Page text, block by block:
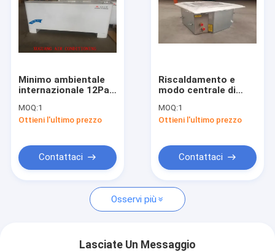
Circa noi
Giro della fabbrica
ventilconvettore di fcu
Ventilconvettore celato soffitto
Minimo ambientale
internazionale 12Pa
ventilconvettore di
condizione del
MOQ:1
Ottieni l'ultimo prezzo
Contattaci
Riscaldamento e
modo centrale di
FCU 4 dei
ventilconvettori della
MOQ:1
Ottieni l'ultimo prezzo
Contattaci
Osservi più
Lasciate Un Messaggio